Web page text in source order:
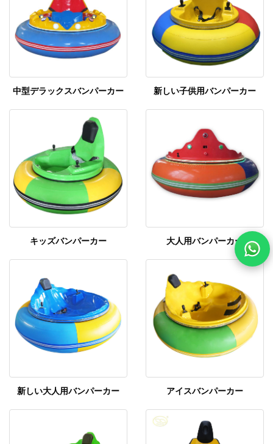
中型デラックスバンパーカー 新しい子供用バンパーカー
キッズバンパーカー 大人用バンパーカー
新しい大人用バンパーカー アイスバンパーカー